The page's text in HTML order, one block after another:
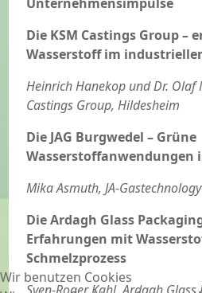
Die KSM Castings Group –
Wasserstoff im
Heinrich Hanekop und Dr. Olaf
Castings Group, Hildesheim
Die JAG Burgwedel – Grüne
Wasserstoffanwendungen i
Mika Asmuth, JA-
Die Ardagh Glass
Erfahrungen mitWasserst
Schmelzprozess
Wir benutzen Cookies